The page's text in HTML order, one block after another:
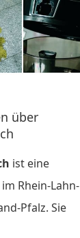
über
ist eine
Rhein-Lahn-
Pfalz. Sie